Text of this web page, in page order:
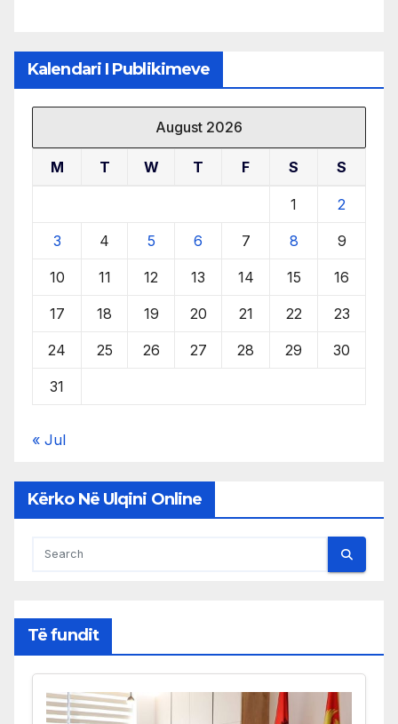
Kalendari I Publikimeve
August 2026
M T W T F S S
1 2
3 4 5 6 7 8 9
10 11 12 13 14 15 16
17 18 19 20 21 22 23
24 25 26 27 28 29 30
31
« Jul
Kërko Në Ulqini Online
Të fundit